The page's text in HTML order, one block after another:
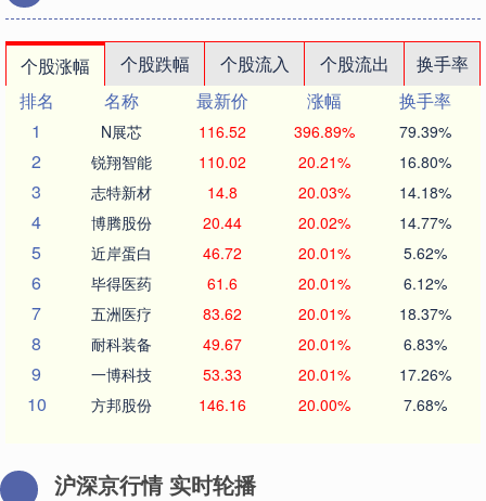
个股涨幅 个股跌幅 个股流入 个股流出
换手率
排名
名称 最新价 涨幅
换手率
1
N展芯 116.52 396.89% 79.39%
2 锐翔智能 110.02 20.21% 16.80%
3 志特新材 14.8 20.03% 14.18%
4 博腾股份 20.44 20.02% 14.77%
5 近岸蛋白 46.72 20.01% 5.62%
6 毕得医药 61.6 20.01% 6.12%
7 五洲医疗 83.62 20.01% 18.37%
8 耐科装备 49.67 20.01% 6.83%
9 一博科技 53.33 20.01% 17.26%
10 方邦股份 146.16 20.00% 7.68%
沪深京行情 实时轮播